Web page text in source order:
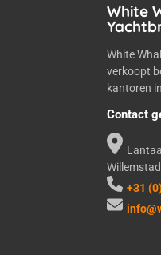
White
White
verkoopt
kantoren
Contact
Willemstad
+31